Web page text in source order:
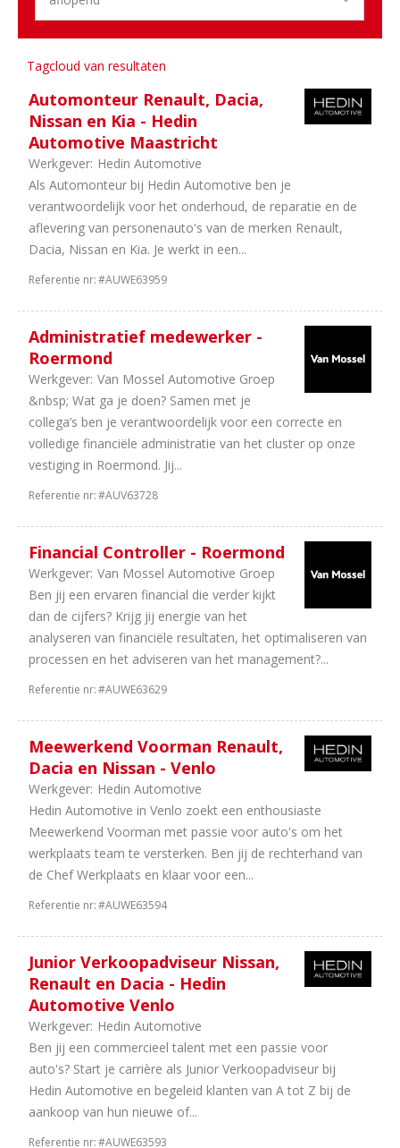
Schade
After
sales
Aantal
uren
40
uur
38
uur
32
uur
36
uur
Tagcloud van resultaten
Automonteur Renault, Dacia,
Nissan en Kia - Hedin
Automotive Maastricht
Werkgever: Hedin Automotive
Als Automonteur bij Hedin Automotive ben je
verantwoordelijk voor het onderhoud, de reparatie en de
aflevering van personenauto's van de merken Renault,
Dacia, Nissan en Kia. Je werkt in een...
Referentie nr:#AUWE63959
Administratief medewerker -
Roermond
Werkgever: Van Mossel Automotive Groep
&nbsp; Wat ga je doen? Samen met je
collega’s ben je verantwoordelijk voor een correcte en
volledige financiële administratie van het cluster op onze
vestiging in Roermond. Jij...
Referentie nr:#AUV63728
Financial Controller - Roermond
Werkgever: Van Mossel Automotive Groep
Ben jij een ervaren financial die verder kijkt
dan de cijfers? Krijg jij energie van het
analyseren van financiële resultaten, het optimaliseren van
processen en het adviseren van het management?...
Referentie nr:#AUWE63629
Meewerkend Voorman Renault,
Dacia en Nissan - Venlo
Werkgever: Hedin Automotive
Hedin Automotive in Venlo zoekt een enthousiaste
Meewerkend Voorman met passie voor auto's om het
werkplaats team te versterken. Ben jij de rechterhand van
de Chef Werkplaats en klaar voor een...
Referentie nr:#AUWE63594
Junior Verkoopadviseur Nissan,
Renault en Dacia - Hedin
Automotive Venlo
Werkgever: Hedin Automotive
Ben jij een commercieel talent met een passie voor
auto's? Start je carrière als Junior Verkoopadviseur bij
Hedin Automotive en begeleid klanten van A tot Z bij de
aankoop van hun nieuwe of...
Referentie nr:#AUWE63593